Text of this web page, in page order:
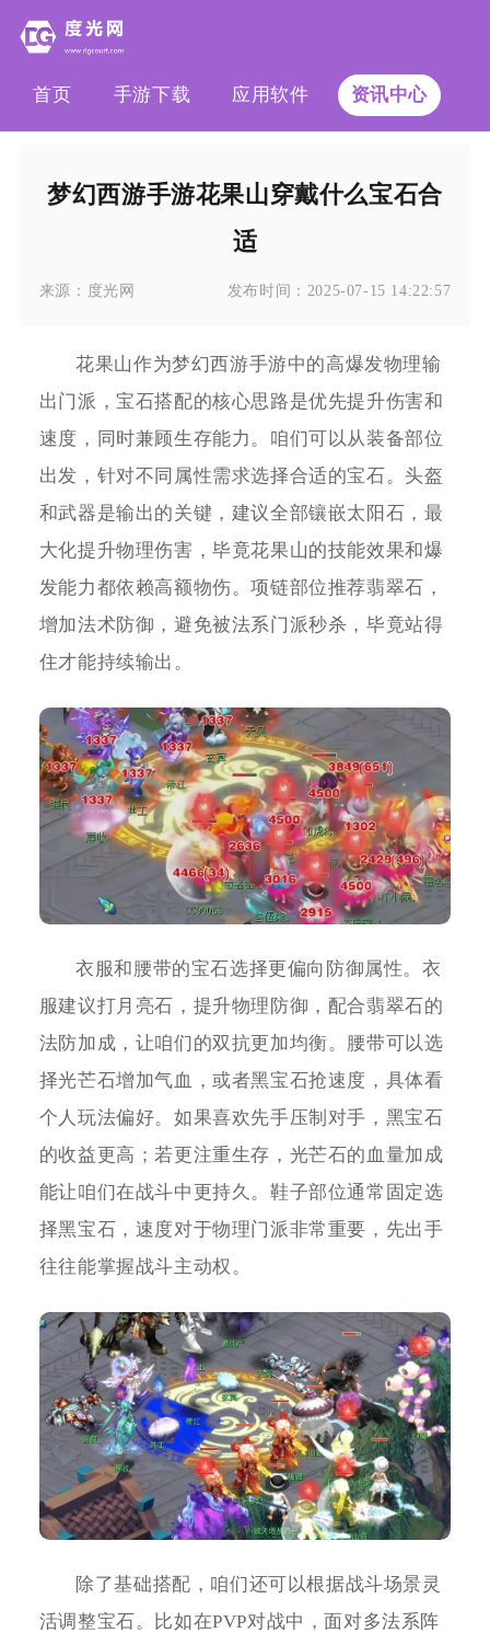
首页 手游下载 应用软件 资讯中心
梦幻西游手游花果山穿戴什么宝石合
适
来源： 度光网 发布时间： 2025-07-15 14:22:57
花果山作为梦幻西游手游中的高爆发物理输
出门派，宝石搭配的核心思路是优先提升伤害和
速度，同时兼顾生存能力。咱们可以从装备部位
出发，针对不同属性需求选择合适的宝石。头盔
和武器是输出的关键，建议全部镶嵌太阳石，最
大化提升物理伤害，毕竟花果山的技能效果和爆
发能力都依赖高额物伤。项链部位推荐翡翠石，
增加法术防御，避免被法系门派秒杀，毕竟站得
住才能持续输出。
衣服和腰带的宝石选择更偏向防御属性。衣
服建议打月亮石，提升物理防御，配合翡翠石的
法防加成，让咱们的双抗更加均衡。腰带可以选
择光芒石增加气血，或者黑宝石抢速度，具体看
个人玩法偏好。如果喜欢先手压制对手，黑宝石
的收益更高；若更注重生存，光芒石的血量加成
能让咱们在战斗中更持久。鞋子部位通常固定选
择黑宝石，速度对于物理门派非常重要，先出手
往往能掌握战斗主动权。
除了基础搭配，咱们还可以根据战斗场景灵
活调整宝石。比如在PVP对战中，面对多法系阵